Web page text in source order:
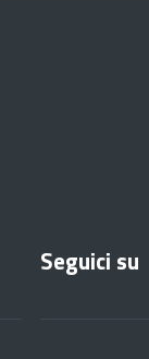
Seguici su